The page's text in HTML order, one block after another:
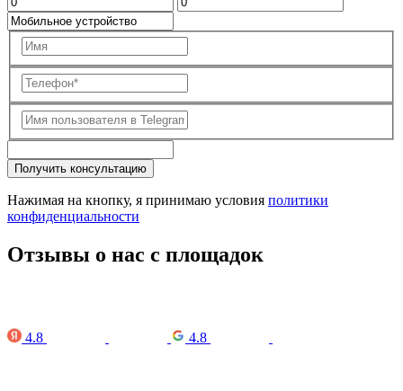
Получить консультацию
Нажимая на кнопку, я принимаю условия политики
конфиденциальности
Отзывы о нас с площадок
4.8 4.8